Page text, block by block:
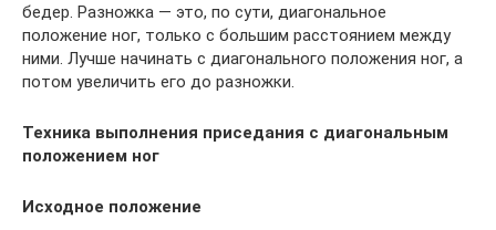
бедер. Разножка — это, по сути, диагональное
положение ног, только с большим расстоянием между
ними. Лучше начинать с диагонального положения ног, а
потом увеличить его до разножки.
Техника выполнения приседания с диагональным
положением ног
Исходное положение